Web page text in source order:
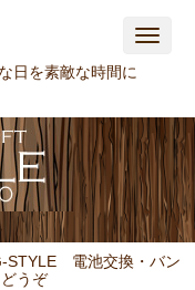
N
t
i
o
n
日を素敵な時間に
STYLE 電池交換・バン
うぞ